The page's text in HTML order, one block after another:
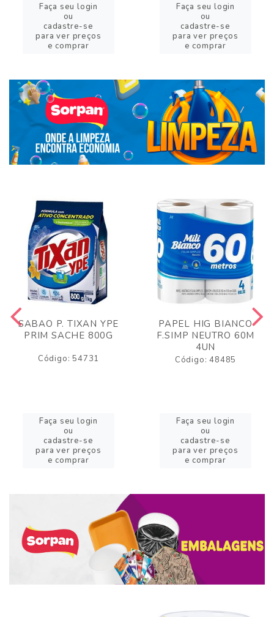
Faça seu login
ou
cadastre-se
para ver preços
e comprar
Faça seu login
ou
cadastre-se
para ver preços
e comprar
SABAO P. TIXAN YPE
PRIM SACHE 800G
Código: 54731
Faça seu login
ou
cadastre-se
para ver preços
e comprar
PAPEL HIG BIANCO
F.SIMP NEUTRO 60M
4UN
Código: 48485
Faça seu login
ou
cadastre-se
para ver preços
e comprar